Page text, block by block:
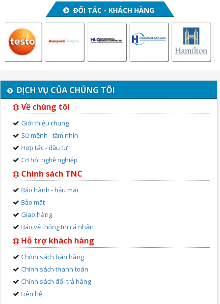
ĐỐI TÁC - KHÁCH HÀNG
DỊCH VỤ CỦA CHÚNG TÔI
Về chúng tôi
Giới thiệu chung
Sứ mệnh - tầm nhìn
Hợp tác - đầu tư
Cơ hội nghề nghiệp
Chính sách TNC
Bảo hành - hậu mãi
Bảo mật
Giao hàng
Bảo vệ thông tin cá nhân
Hỗ trợ khách hàng
Chính sách bán hàng
Chính sách thanh toán
Chính sách đổi trả hàng
Liên hệ